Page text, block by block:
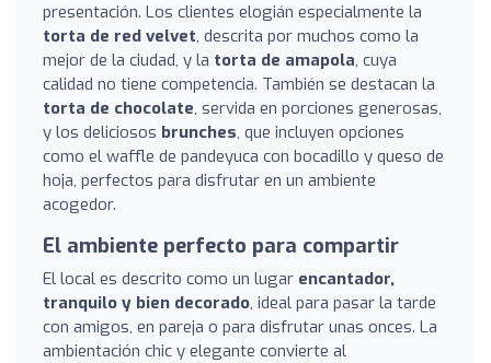
presentación. Los clientes elogián especialmente la
torta de red velvet, descrita por muchos como la
mejor de la ciudad, y la torta de amapola, cuya
calidad no tiene competencia. También se destacan la
torta de chocolate, servida en porciones generosas,
y los deliciosos brunches, que incluyen opciones
como el waffle de pandeyuca con bocadillo y queso de
hoja, perfectos para disfrutar en un ambiente
acogedor.
El ambiente perfecto para compartir
El local es descrito como un lugar encantador,
tranquilo y bien decorado, ideal para pasar la tarde
con amigos, en pareja o para disfrutar unas onces. La
ambientación chic y elegante convierte al